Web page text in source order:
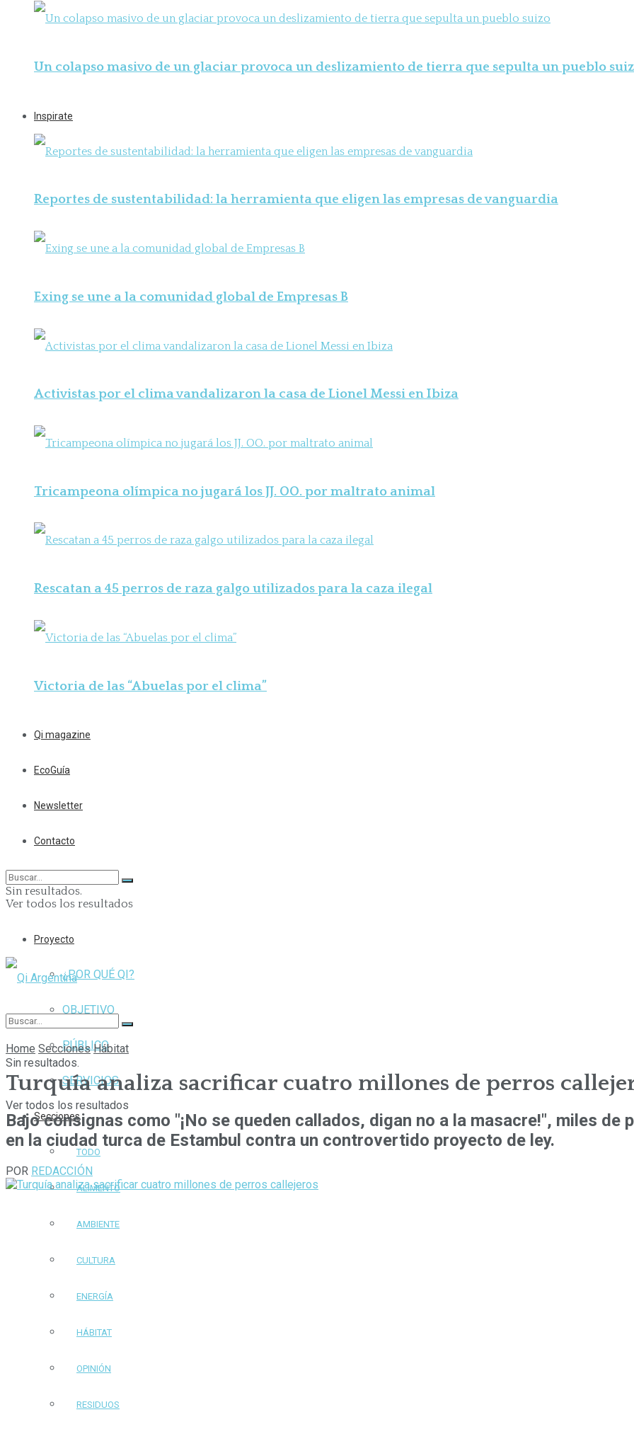
Un colapso masivo de un glaciar provoca un deslizamiento de tierra que sepulta un pueblo
Inspirate
Reportes de sustentabilidad: la herramienta que eligen las empresas de vanguardia
Exing se une a la comunidad global de Empresas B
Activistas por el clima vandalizaron la casa de Lionel Messi en Ibiza
Tricampeona olímpica no jugará los JJ. OO. por maltrato animal
Rescatan a 45 perros de raza galgo utilizados para la caza ilegal
Victoria de las “Abuelas por el clima”
Qi magazine
EcoGuía
Newsletter
Contacto
Sin resultados.
Ver todos los resultados
Proyecto
¿POR QUÉ QI?
OBJETIVO
PÚBLICO
SERVICIOS
Secciones
TODO
ALIMENTO
AMBIENTE
CULTURA
ENERGÍA
HÁBITAT
OPINIÓN
RESIDUOS
Sin resultados.
Ver todos los resultados
Home Secciones Hábitat
Turquía analiza sacrificar cuatro millones de perros
Bajo consignas como "¡No se queden callados, digan no a la masacre!", miles
en la ciudad turca de Estambul contra un controvertido proyecto de ley.
POR REDACCIÓN